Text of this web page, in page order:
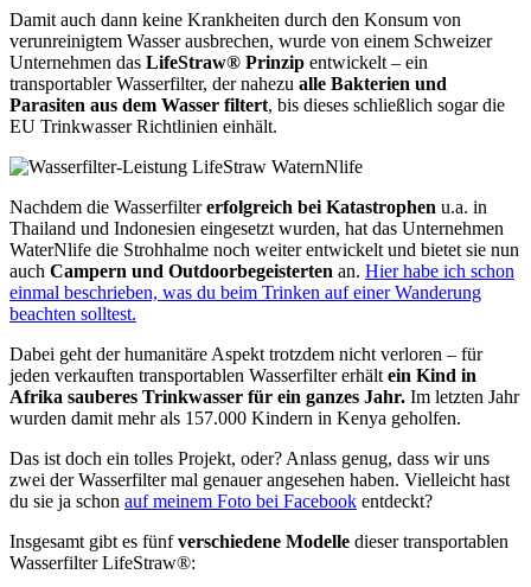
Damit auch dann keine Krankheiten durch den Konsum von
verunreinigtem Wasser ausbrechen, wurde von einem Schweizer
Unternehmen das LifeStraw® Prinzip entwickelt – ein
transportabler Wasserfilter, der nahezu alle Bakterien und
Parasiten aus dem Wasser filtert, bis dieses schließlich sogar die
EU Trinkwasser Richtlinien einhält.
Nachdem die Wasserfiltererfolgreich bei Katastrophen u.a. in
Thailand und Indonesien eingesetzt wurden, hat das Unternehmen
WaterNlife die Strohhalme noch weiter entwickelt und bietet sie nun
auch Campern und Outdoorbegeisterten an. Hier habe ich schon
einmal beschrieben, was du beim Trinken auf einer Wanderung
beachten solltest.
Dabei geht der humanitäre Aspekt trotzdem nicht verloren – für
jeden verkauften transportablen Wasserfilter erhältein Kind in
Afrika sauberes Trinkwasser für ein ganzes Jahr. Im letzten Jahr
wurden damit mehr als 157.000 Kindern in Kenya geholfen.
Das ist doch ein tolles Projekt, oder? Anlass genug, dass wir uns
zwei der Wasserfilter mal genauer angesehen haben. Vielleicht hast
du sie ja schon auf meinem Foto bei Facebook entdeckt?
Insgesamt gibt es fünfverschiedene Modelle dieser transportablen
Wasserfilter LifeStraw®: